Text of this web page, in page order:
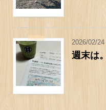
2026/02/24
週末は